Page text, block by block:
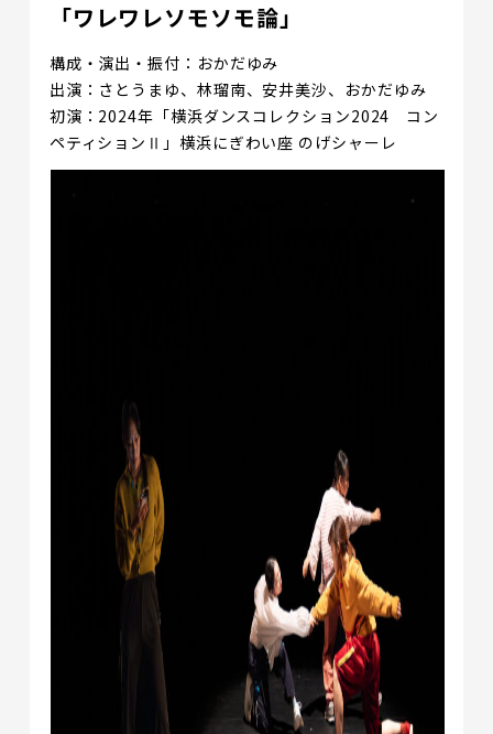
「ワレワレソモソモ論」
構成・演出・振付：おかだゆみ
出演：さとうまゆ、林瑠南、安井美沙、おかだゆみ
初演：2024年「横浜ダンスコレクション2024 コン
ペティションⅡ」横浜にぎわい座 のげシャーレ